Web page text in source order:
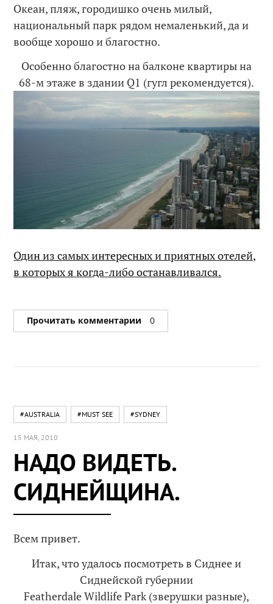
Океан, пляж, городишко очень милый,
национальный парк рядом немаленький, да и
вообще хорошо и благостно.
Особенно благостно на балконе квартиры на
68-м этаже в здании Q1 (гугл рекомендуется).
Один из самых интересных и приятных отелей,
в которых я когда-либо останавливался.
Прочитать комментарии 0
#AUSTRALIA #MUST SEE #SYDNEY
15 МАЯ, 2010
НАДО ВИДЕТЬ.
СИДНЕЙЩИНА.
Всем привет.
Итак, что удалось посмотреть в Сиднее и
Сиднейской губернии
Featherdale Wildlife Park (зверушки разные),